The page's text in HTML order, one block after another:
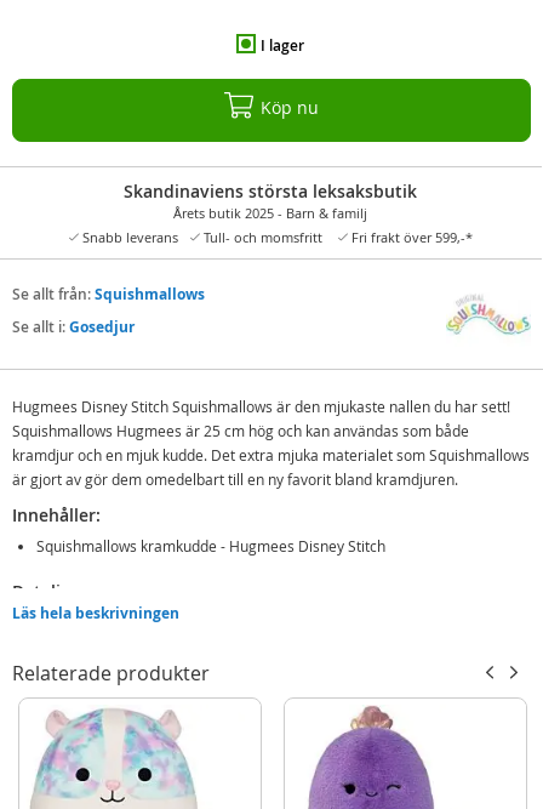
I lager
Köp nu
Skandinaviens största leksaksbutik
Årets butik 2025 - Barn & familj
Snabb leverans
Tull- och momsfritt Fri frakt över 599,-*
Se allt från:Squishmallows
Se allt i:Gosedjur
Hugmees Disney Stitch Squishmallows är den mjukaste nallen du har sett!
Squishmallows Hugmees är 25 cm hög och kan användas som både
kramdjur och en mjuk kudde. Det extra mjuka materialet som Squishmallows
är gjort av gör dem omedelbart till en ny favorit bland kramdjuren.
Innehåller:
Squishmallows kramkudde - Hugmees Disney Stitch
Detaljer:
Mått: 25 cm (H)
Mer
information
Modell 259075
0191726914853
Varumärke Squishmallows
Läs hela beskrivningen
Relaterade produkter